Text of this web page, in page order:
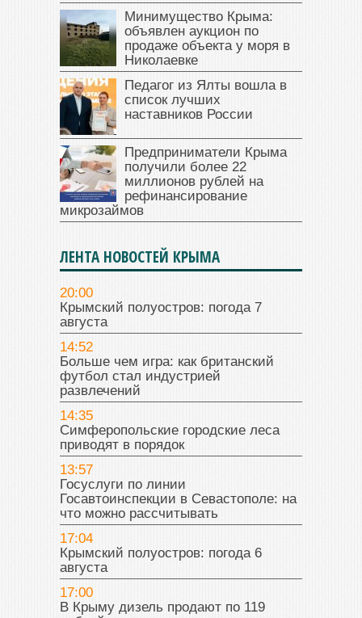
Минимущество Крыма:
объявлен аукцион по
продаже объекта у моря в
Николаевке
Педагог из Ялты вошла в
список лучших
наставников России
Предприниматели Крыма
получили более 22
миллионов рублей на
рефинансирование
микрозаймов
ЛЕНТА НОВОСТЕЙ КРЫМА
20:00
Крымский полуостров: погода 7
августа
14:52
Больше чем игра: как британский
футбол стал индустрией
развлечений
14:35
Симферопольские городские леса
приводят в порядок
13:57
Госуслуги по линии
Госавтоинспекции в Севастополе: на
что можно рассчитывать
17:04
Крымский полуостров: погода 6
августа
17:00
В Крыму дизель продают по 119